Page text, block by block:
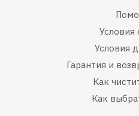
Условия
Условия
Гарантия и
Как
Как